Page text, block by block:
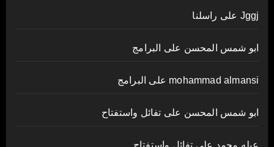
Jggj على راسلنا
ابو شمس المحسن على البرامج
mohammad almansi على البرامج
ابو شمس المحسن على تفائل واستفتاح